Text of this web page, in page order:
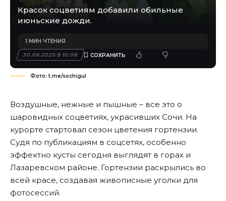
Красок соцветиям добавили обильные
июньские дожди.
30.06.2025 В 10:08
1 МИН ЧТЕНИЯ
Фото: t.me/sochigul
Воздушные, нежные и пышные – все это о
шаровидных соцветиях, украсивших Сочи. На
курорте стартовал сезон цветения гортензии.
Судя по публикациям в соцсетях, особенно
эффектно кусты сегодня выглядят в горах и
Лазаревском районе. Гортензии раскрылись во
всей красе, создавая живописные уголки для
фотосессий.